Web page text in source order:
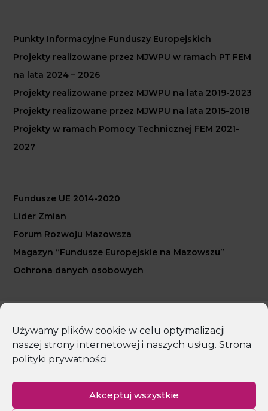
Używamy plików cookie w celu optymalizacji
naszej strony internetowej i naszych usług. Strona
polityki prywatności
Akceptuj wszystkie
Punkty Informacyjne Funduszy Europejskich
Projekty realizowane przez MJWPU w ramach PT FEM
na lata 2024 – 2026
Projekty realizowane przez MJWPU na lata 2019-2023
Projekty realizowane przez MJWPU na lata 2015-2018
Projekty w ramach Pomocy Technicznej FEM 2021-
2027
Fundusze UE 2014-2020
Lider Zmian
Forum Rozwoju Mazowsza
Magazyn “Fundusze Europejskie na Mazowszu”
Ochrona danych osobowych
Copyright 2026 Mazowiecka Jednostka Wdrażania
Programów Unijnych
Polityka prywatności